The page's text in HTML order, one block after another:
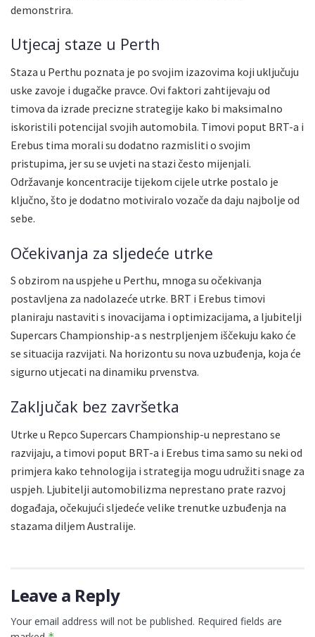
demonstrira.
Utjecaj staze u Perth
Staza u Perthu poznata je po svojim izazovima koji uključuju
uske zavoje i dugačke pravce. Ovi faktori zahtijevaju od
timova da izrade precizne strategije kako bi maksimalno
iskoristili potencijal svojih automobila. Timovi poput BRT-a i
Erebus tima morali su dodatno razmisliti o svojim
pristupima, jer su se uvjeti na stazi često mijenjali.
Održavanje koncentracije tijekom cijele utrke postalo je
ključno, što je dodatno motiviralo vozače da daju najbolje od
sebe.
Očekivanja za sljedeće utrke
S obzirom na uspjehe u Perthu, mnoga su očekivanja
postavljena za nadolazeće utrke. BRT i Erebus timovi
planiraju nastaviti s inovacijama i optimizacijama, a ljubitelji
Supercars Championship-a s nestrpljenjem iščekuju kako će
se situacija razvijati. Na horizontu su nova uzbuđenja, koja će
sigurno utjecati na dinamiku prvenstva.
Zaključak bez završetka
Utrke u Repco Supercars Championship-u neprestano se
razvijaju, a timovi poput BRT-a i Erebus tima samo su neki od
primjera kako tehnologija i strategija mogu udružiti snage za
uspjeh. Ljubitelji automobilizma neprestano prate razvoj
događaja, očekujući sljedeće velike trenutke uzbuđenja na
stazama diljem Australije.
Leave a Reply
Your email address will not be published. Required fields are